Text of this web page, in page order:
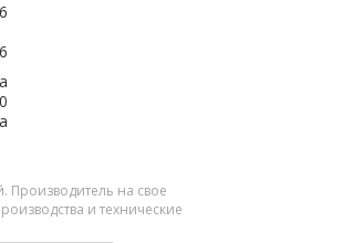
6
Производитель на свое
и технические